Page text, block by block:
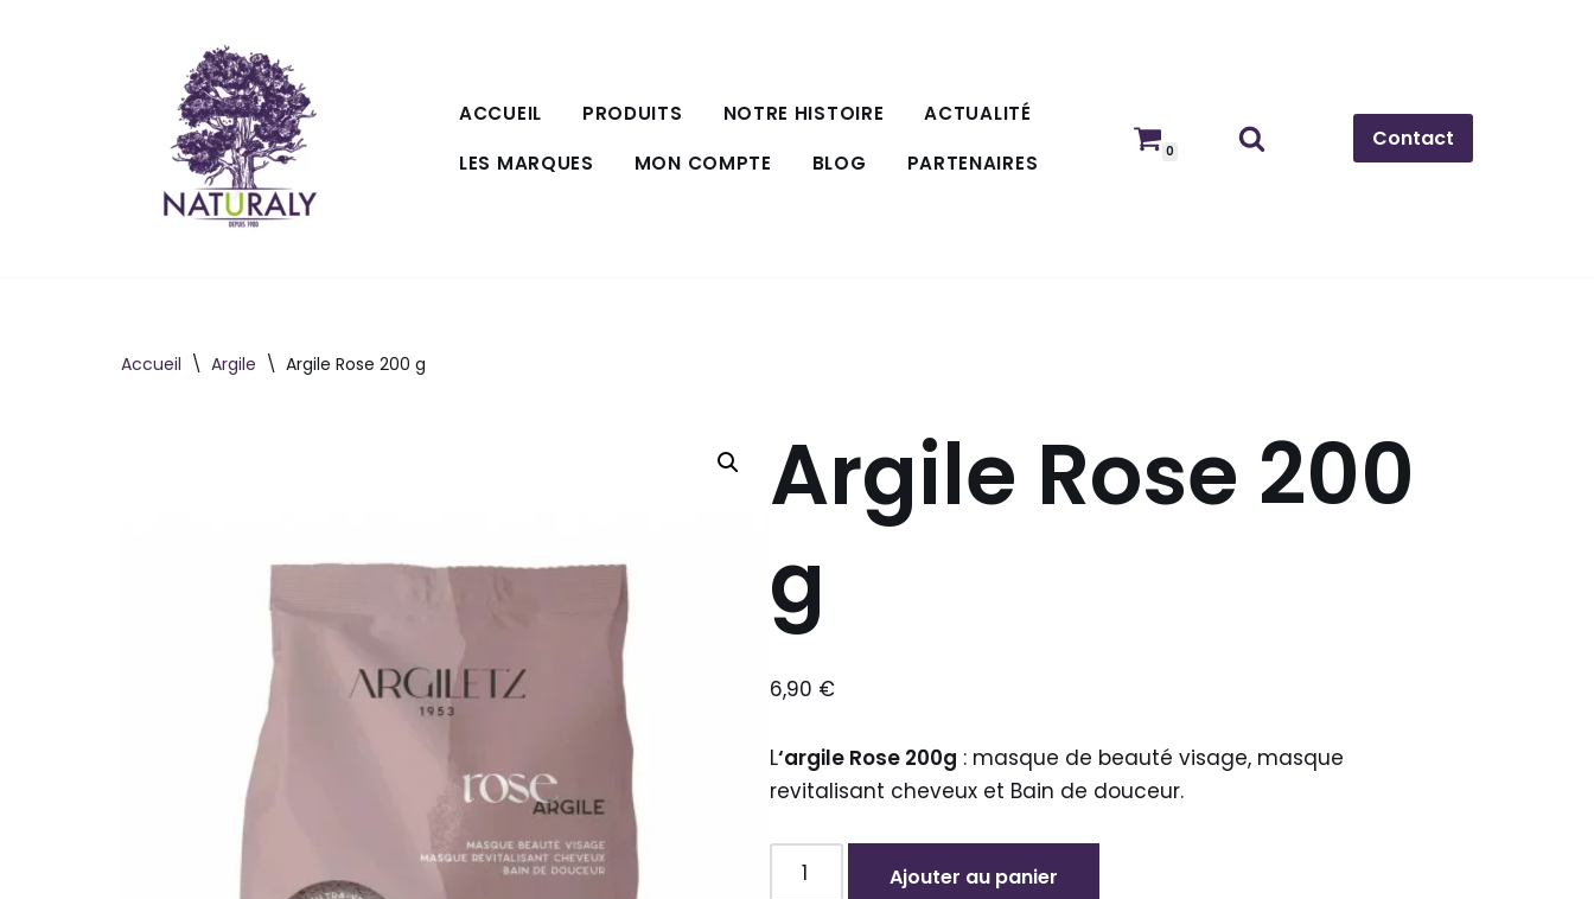
ACCUEIL PRODUITS NOTRE HISTOIRE
ACTUALITÉ
LES MARQUES
MON COMPTE BLOG PARTENAIRES 0 Contact
Accueil \ Argile \ Argile Rose 200 g
Argile Rose 200
g
6,90 €
L‘argile Rose 200g : masque de beauté visage, masque
revitalisant cheveux et Bain de douceur.
Ajouter au panier